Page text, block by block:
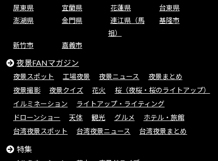
屏東県
宜蘭県 花蓮県
台東県
澎湖県
金門県
連江県（馬
祖）
基隆市
新竹市 嘉義市
夜景FANマガジン
夜景スポット 工場夜景 夜景ニュース
夜景まとめ
夜景撮影
夜景クイズ 花火
桜（夜桜・桜のライトアップ）
イルミネーション
ライトアップ・ライティング
ドローンショー
天体 観光 グルメ
ホテル・旅館
台湾夜景スポット
台湾夜景ニュース 台湾夜景まとめ
特集